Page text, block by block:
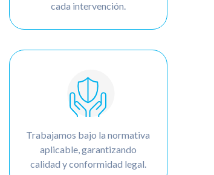
cada intervención.
Trabajamos bajo la normativa
aplicable, garantizando
calidad y conformidad legal.